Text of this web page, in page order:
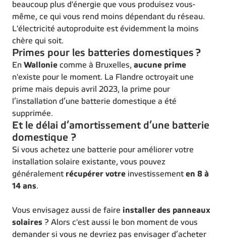
beaucoup plus d'énergie que vous produisez vous-
même, ce qui vous rend moins dépendant du réseau.
L'électricité autoproduite est évidemment la moins
chère qui soit.
Primes pour les batteries domestiques ?
En Wallonie comme à Bruxelles, aucune prime
n'existe pour le moment. La Flandre octroyait une
prime mais depuis avril 2023, la prime pour
l’installation d’une batterie domestique a été
supprimée.
Et le délai d’amortissement d’une batterie
domestique ?
Si vous achetez une batterie pour améliorer votre
installation solaire existante, vous pouvez
généralement récupérer votre investissement en 8 à
14 ans.
Vous envisagez aussi de faire installer des panneaux
solaires ? Alors c'est aussi le bon moment de vous
demander si vous ne devriez pas envisager d’acheter